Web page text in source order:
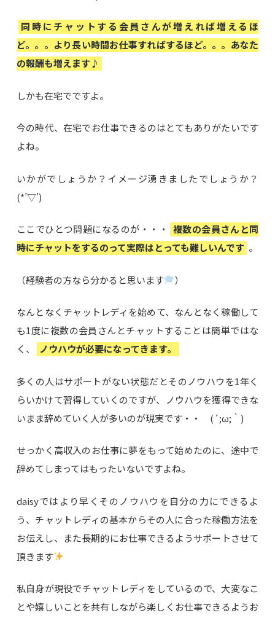
同時にチャットする会員さんが増えれば増えるほ
ど。。。より長い時間お仕事すればするほど。。。あなた
の報酬も増えます♪
しかも在宅でですよ。
今の時代、在宅でお仕事できるのはとてもありがたいです
よね。
いかがでしょうか？イメージ湧きましたでしょうか？
(*’▽’)
ここでひとつ問題になるのが・・・
複数の会員さんと同
時にチャットをするのって実際はとっても難しいんです 。
（経験者の方なら分かると思います ）
なんとなくチャットレディを始めて、なんとなく稼働して
も1度に複数の会員さんとチャットすることは簡単ではな
く、
ノウハウが必要になってきます。
多くの人はサポートがない状態だとそのノウハウを1年く
らいかけて習得していくのですが、ノウハウを獲得できな
いまま辞めていく人が多いのが現実です・・ (´;ω;｀)
せっかく高収入のお仕事に夢をもって始めたのに、途中で
辞めてしまってはもったいないですよね。
daisyではより早くそのノウハウを自分の力にできるよ
う、チャットレディの基本からその人に合った稼働方法を
お伝えし、また長期的にお仕事できるようサポートさせて
頂きます
私自身が現役でチャットレディをしているので、大変なこ
とや嬉しいことを共有しながら楽しくお仕事できるようお